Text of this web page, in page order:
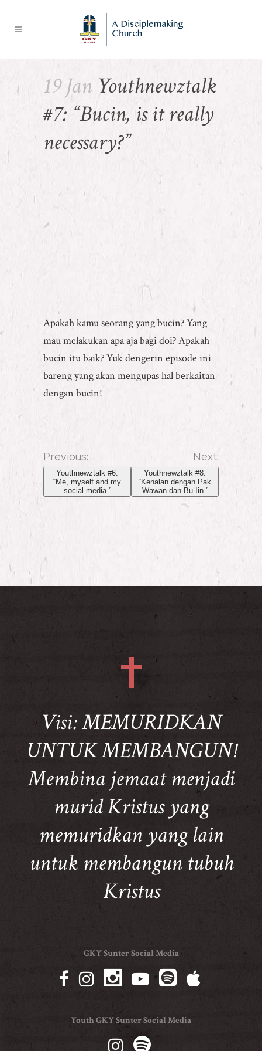
19 Jan Youthnewztalk
#7: “Bucin, is it really
necessary?”
Apakah kamu seorang yang bucin? Yang
mau melakukan apa aja bagi doi? Apakah
bucin itu baik? Yuk dengerin episode ini
bareng yang akan mengupas hal berkaitan
dengan bucin!
Previous:
Youthnewztalk #6:
“Me, myself and my
social media.”
Next:
Youthnewztalk #8:
“Kenalan dengan Pak
Wawan dan Bu Iin.”
Visi: MEMURIDKAN
UNTUK MEMBANGUN!
Membina jemaat menjadi
murid Kristus yang
memuridkan yang lain
untuk membangun tubuh
Kristus
GKY Sunter Social Media
Youth GKY Sunter Social Media